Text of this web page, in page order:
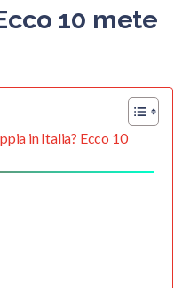
10 mete
in Italia? Ecco 10